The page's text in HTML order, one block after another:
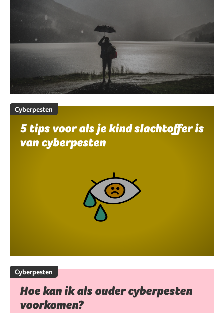
Cyberpesten
5 tips voor als je kind slachtoffer is
van cyberpesten
Cyberpesten
Hoe kan ik als ouder cyberpesten
voorkomen?